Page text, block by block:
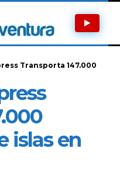
Transporta 147.000
islas en